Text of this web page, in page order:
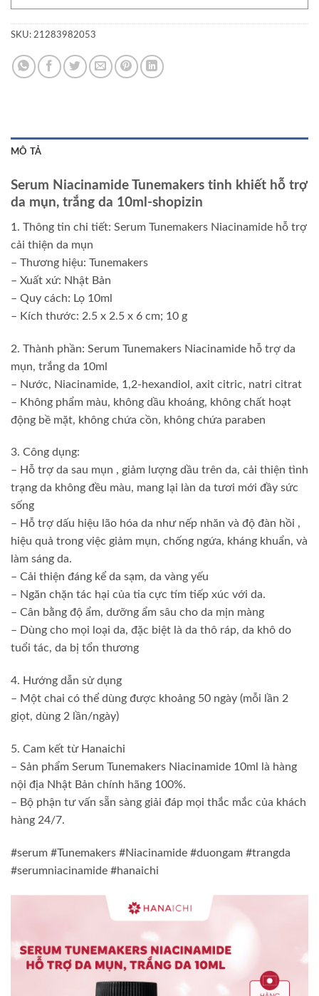
SKU: 21283982053
MÔ TẢ
Serum Niacinamide Tunemakers tinh khiết hỗ trợ
da mụn, trắng da 10ml-shopizin
1. Thông tin chi tiết: Serum Tunemakers Niacinamide hỗ trợ
cải thiện da mụn
– Thương hiệu: Tunemakers
– Xuất xứ: Nhật Bản
– Quy cách: Lọ 10ml
– Kích thước: ‎2.5 x 2.5 x 6 cm; 10 g
2. Thành phần: Serum Tunemakers Niacinamide hỗ trợ da
mụn, trắng da 10ml
– Nước, Niacinamide, 1,2-hexandiol, axit citric, natri citrat
– Không phẩm màu, không dầu khoáng, không chất hoạt
động bề mặt, không chứa cồn, không chứa paraben
3. Công dụng:
– Hỗ trợ da sau mụn , giảm lượng dầu trên da, cải thiện tình
trạng da không đều màu, mang lại làn da tươi mới đầy sức
sống
– Hỗ trợ dấu hiệu lão hóa da như nếp nhăn và độ đàn hồi ,
hiệu quả trong việc giảm mụn, chống ngứa, kháng khuẩn, và
làm sáng da.
– Cải thiện đáng kể da sạm, da vàng yếu
– Ngăn chặn tác hại của tia cực tím tiếp xúc với da.
– Cân bằng độ ẩm, dưỡng ẩm sâu cho da mịn màng
– Dùng cho mọi loại da, đặc biệt là da thô ráp, da khô do
tuổi tác, da bị tổn thương
4. Hướng dẫn sử dụng
– Một chai có thể dùng được khoảng 50 ngày (mỗi lần 2
giọt, dùng 2 lần/ngày)
5. Cam kết từ Hanaichi
– Sản phẩm Serum Tunemakers Niacinamide 10ml là hàng
nội địa Nhật Bản chính hãng 100%.
– Bộ phận tư vấn sẵn sàng giải đáp mọi thắc mắc của khách
hàng 24/7.
#serum #Tunemakers #Niacinamide #duongam #trangda
#serumniacinamide #hanaichi